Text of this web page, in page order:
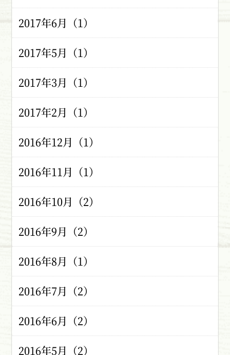
2017年6月（1）
2017年5月（1）
2017年3月（1）
2017年2月（1）
2016年12月（1）
2016年11月（1）
2016年10月（2）
2016年9月（2）
2016年8月（1）
2016年7月（2）
2016年6月（2）
2016年5月（2）